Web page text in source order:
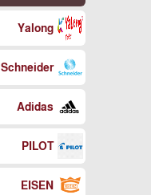
Yalong
Schneider
Adidas
PILOT
EISEN